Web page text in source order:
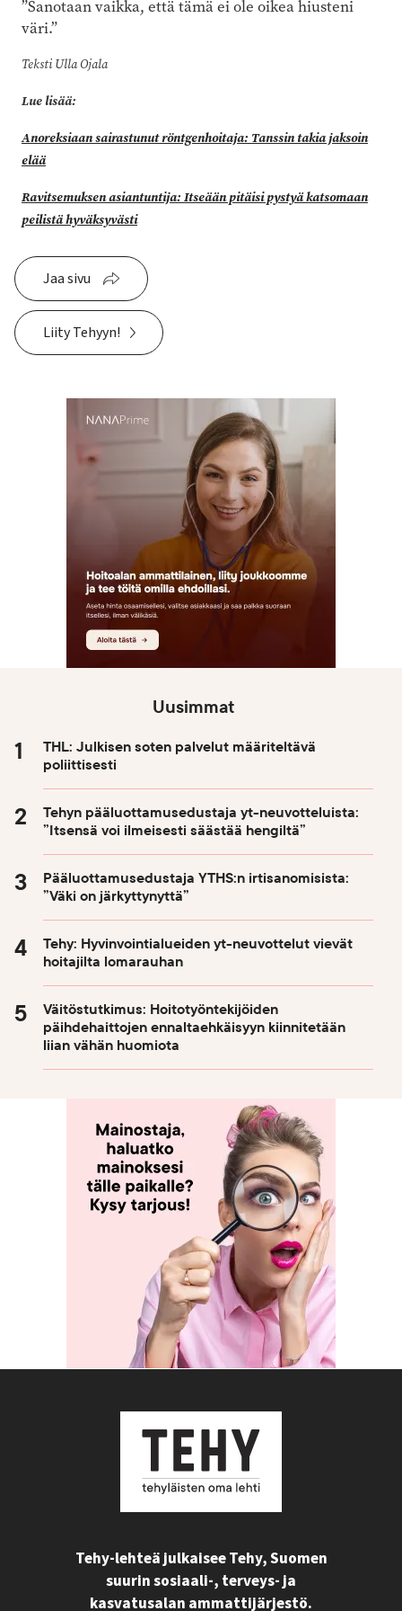
”Sanotaan vaikka, että tämä ei ole oikea hiusteni
väri.”
Teksti Ulla Ojala
Lue lisää:
Anoreksiaan sairastunut röntgenhoitaja: Tanssin takia jaksoin
elää
Ravitsemuksen asiantuntija: Itseään pitäisi pystyä katsomaan
peilistä hyväksyvästi
Jaa sivu
Liity Tehyyn!
Uusimmat
THL: Julkisen soten palvelut määriteltävä
poliittisesti
Tehyn pääluottamusedustaja yt-neuvotteluista:
”Itsensä voi ilmeisesti säästää hengiltä”
Pääluottamusedustaja YTHS:n irtisanomisista:
”Väki on järkyttynyttä”
Tehy: Hyvinvointialueiden yt-neuvottelut vievät
hoitajilta lomarauhan
Väitöstutkimus: Hoitotyöntekijöiden
päihdehaittojen ennaltaehkäisyyn kiinnitetään
liian vähän huomiota
Tehy-lehteä julkaisee Tehy, Suomen
suurin sosiaali-, terveys- ja
kasvatusalan ammattijärjestö.